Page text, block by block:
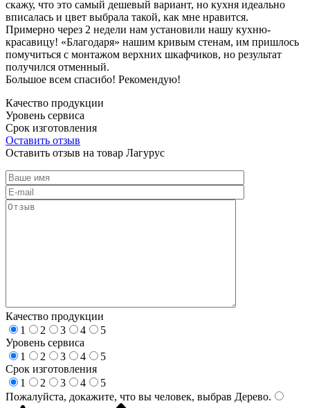
скажу, что это самый дешевый вариант, но кухня идеально
вписалась и цвет выбрала такой, как мне нравится.
Примерно через 2 недели нам установили нашу кухню-
красавицу! «Благодаря» нашим кривым стенам, им пришлось
помучиться с монтажом верхних шкафчиков, но результат
получился отменный.
Большое всем спасибо! Рекомендую!
Качество продукции
Уровень сервиса
Срок изготовления
Оставить отзыв
Оставить отзыв на товар Лагурус
Качество продукции
1
2 3 4
5
Уровень сервиса
1
2 3 4
5
Срок изготовления
1
2 3 4
5
Пожалуйста, докажите, что вы человек, выбрав Дерево.